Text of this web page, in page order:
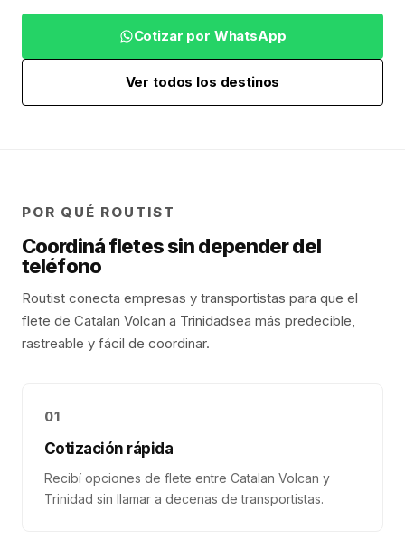
Cotizar por WhatsApp
Ver todos los destinos
POR QUÉ ROUTIST
Coordiná fletes sin depender del
teléfono
Routist conecta empresas y transportistas para que el
flete de Catalan Volcan a Trinidadsea más predecible,
rastreable y fácil de coordinar.
01
Cotización rápida
Recibí opciones de flete entre Catalan Volcan y
Trinidad sin llamar a decenas de transportistas.